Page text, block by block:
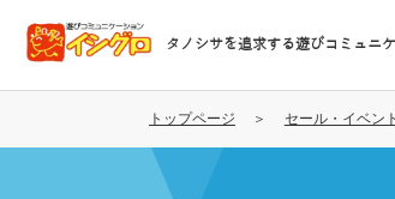
コ
テ
タノシサを追求する遊びコミュニ
トップページ セール・イベント